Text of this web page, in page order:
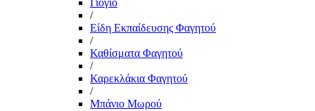
Γιογιό
/
Είδη Εκπαίδευσης Φαγητού
/
Καθίσματα Φαγητού
/
Καρεκλάκια Φαγητού
/
Μπάνιο Μωρού